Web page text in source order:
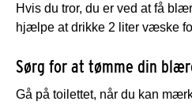
Hvis du tror, du er ved at få
hjælpe at drikke 2 liter væske
Sørg for at tømme din
Gå på toilettet, når du kan